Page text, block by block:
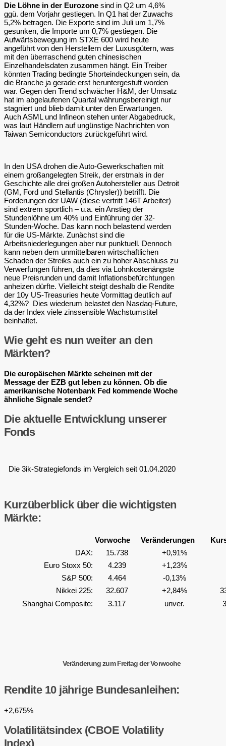
Die Löhne in der Eurozone sind in Q2 um 4,6%
ggü. dem Vorjahr gestiegen. In Q1 hat der Zuwachs
5,2% betragen. Die Exporte sind im Juli um 1,7%
gesunken, die Importe um 0,7% gestiegen. Die
Aufwärtsbewegung im STXE 600 wird heute
angeführt von den Herstellern der Luxusgütern, was
mit den überraschend guten chinesischen
Einzelhandelsdaten zusammen hängt. Ein Treiber
könnten Trading bedingte Shorteindeckungen sein, da
die Branche ja gerade erst heruntergestuft worden
war. Gegen den Trend schwächer H&M, der Umsatz
hat im abgelaufenen Quartal währungsbereinigt nur
stagniert und blieb damit unter den Erwartungen.
Auch ASML und Infineon stehen unter Abgabedruck,
was laut Händlern auf ungünstige Nachrichten von
Taiwan Semiconductors zurückgeführt wird.
In den USA drohen die Auto-Gewerkschaften mit
einem großangelegten Streik, der erstmals in der
Geschichte alle drei großen Autohersteller aus Detroit
(GM, Ford und Stellantis (Chrysler)) betrifft. Die
Forderungen der UAW (diese vertritt 146T Arbeiter)
sind extrem sportlich – u.a. ein Anstieg der
Stundenlöhne um 40% und Einführung der 32-
Stunden-Woche. Das kann noch belastend werden
für die US-Märkte. Zunächst sind die
Arbeitsniederlegungen aber nur punktuell. Dennoch
kann neben dem unmittelbaren wirtschaftlichen
Schaden der Streiks auch ein zu hoher Abschluss zu
Verwerfungen führen, da dies via Lohnkostenängste
neue Preisrunden und damit Inflationsbefürchtungen
anheizen dürfte. Vielleicht steigt deshalb die Rendite
der 10y US-Treasuries heute Vormittag deutlich auf
4,32%? Dies wiederum belastet den Nasdaq-Future,
da der Index viele zinssensible Wachstumstitel
beinhaltet.
Wie geht es nun weiter an den
Märkten?
Die europäischen Märkte scheinen mit der
Message der EZB gut leben zu können. Ob die
amerikanische Notenbank Fed kommende Woche
ähnliche Signale sendet?
Die aktuelle Entwicklung unserer
Fonds
Die 3ik-Strategiefonds im Vergleich seit 01.04.2020
Kurzüberblick über die wichtigsten
Märkte:
Vorwoche Veränderungen
DAX:
15.738
+0,91%
Euro Stoxx 50:
4.239
+1,23%
S&P 500:
4.464
-0,13%
Nikkei 225:
32.607 +2,84%
Shanghai Composite:
3.117 unver.
Veränderung zum Freitag der Vorwoche
Rendite 10 jährige Bundesanleihen:
+2,675%
Volatilitätsindex (CBOE Volatility
Index)